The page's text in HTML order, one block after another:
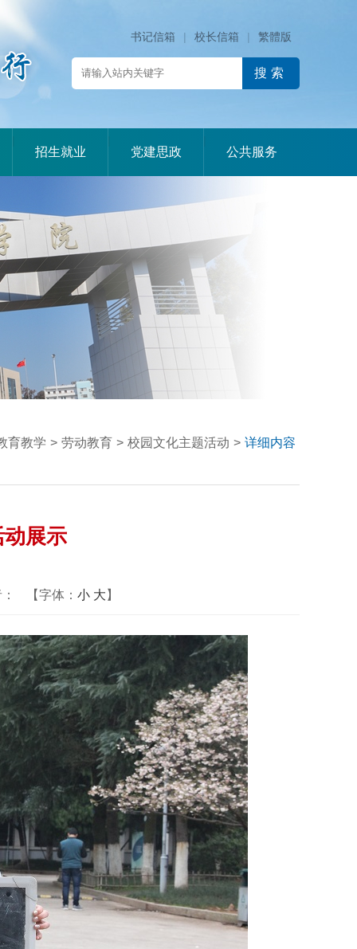
书记信箱 | 校长信箱 | 繁體版
招生就业 党建思政 公共服务
育教学 > 劳动教育 > 校园文化主题活动 > 详细内容
展示
【字体： 小 大 】